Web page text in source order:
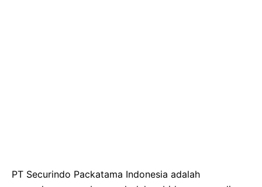
PT Securindo Packatama Indonesia adalah